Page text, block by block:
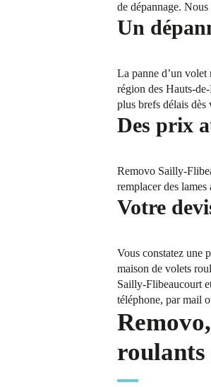
de dépannage.
Un
La panne d’un volet
région des Hauts-
plus brefs délais dès
Des prix
Removo Sailly-
remplacer des
Votre
Vous constatez une
maison de volets
Sailly-Flibeaucourt
téléphone, par mail